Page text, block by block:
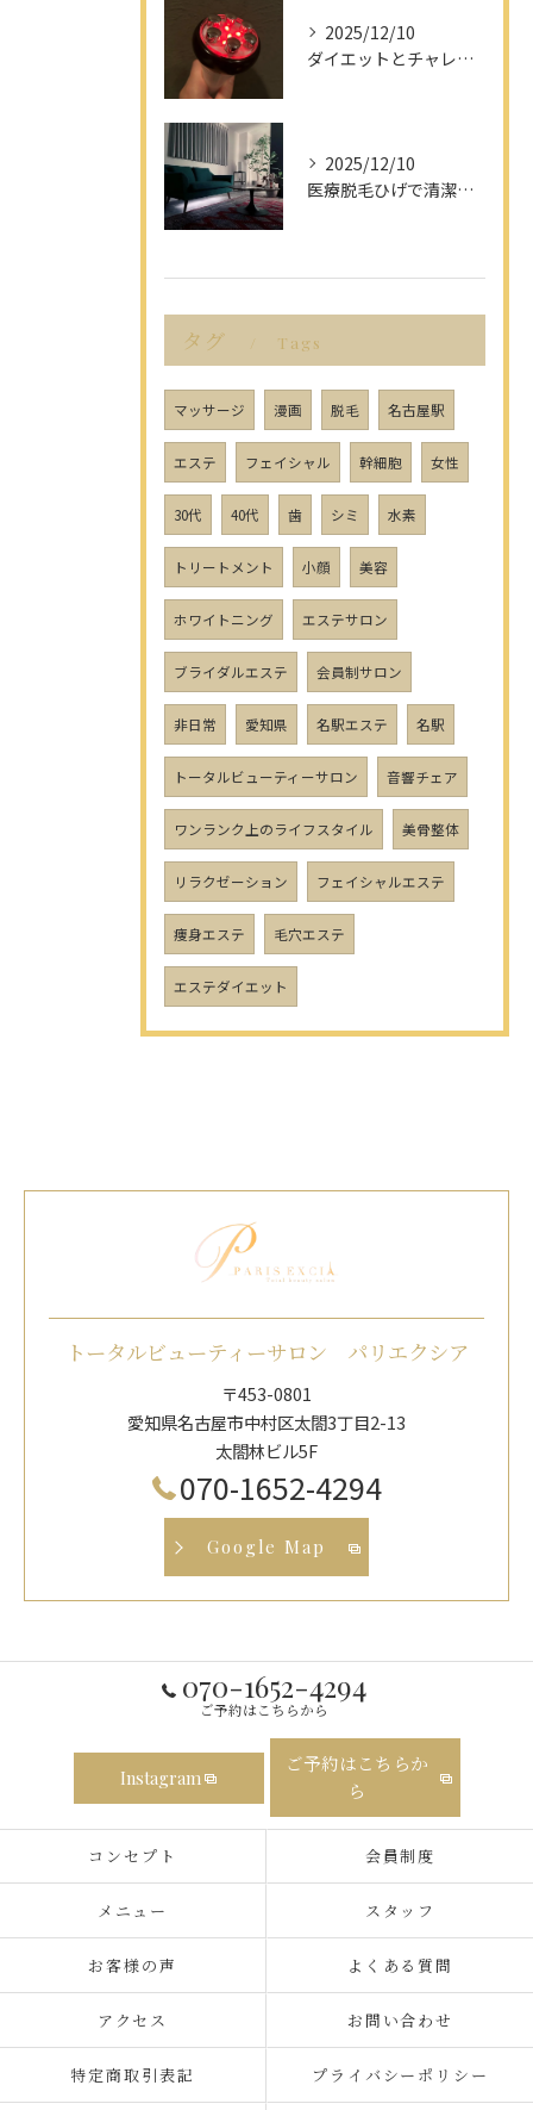
2025/12/10
ダイエットとチャレンジを愛知県名古屋市で楽しみながら成功させるポイント解説
2025/12/10
医療脱毛ひげで清潔感アップを目指す男性へ愛知県名古屋市のヒゲ脱毛で選ぶべきポイント
タグ Tags
マッサージ 漫画 脱毛 名古屋駅
エステ フェイシャル 幹細胞 女性
30代 40代 歯 シミ 水素
トリートメント 小顔 美容
ホワイトニング エステサロン
ブライダルエステ 会員制サロン
非日常 愛知県 名駅エステ 名駅
トータルビューティーサロン 音響チェア
ワンランク上のライフスタイル 美骨整体
リラクゼーション フェイシャルエステ
痩身エステ 毛穴エステ
エステダイエット
トータルビューティーサロン パリエクシア
〒453-0801
愛知県名古屋市中村区太閤3丁目2-13
太閤林ビル5F
070-1652-4294
Google Map
070-1652-4294
ご予約はこちらから
Instagram
ご予約はこちらか
ら
コンセプト 会員制度
メニュー スタッフ
お客様の声 よくある質問
アクセス お問い合わせ
特定商取引表記 プライバシーポリシー